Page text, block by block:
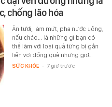
chống lão hóa
Ăn tươi, làm mứt, pha nước uống,
nấu cháo... là những gì bạn có
thể làm với loại quả từng bị gắn
liền với đồng quê nhưng giờ…
SỨC KHỎE - 7 giờ trước